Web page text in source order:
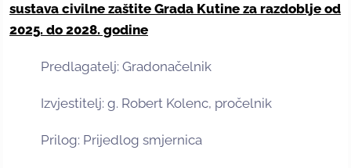
sustava civilne zaštite Grada Kutine za razdoblje od
2025. do 2028. godine
Predlagatelj: Gradonačelnik
Izvjestitelj: g. Robert Kolenc, pročelnik
Prilog: Prijedlog smjernica